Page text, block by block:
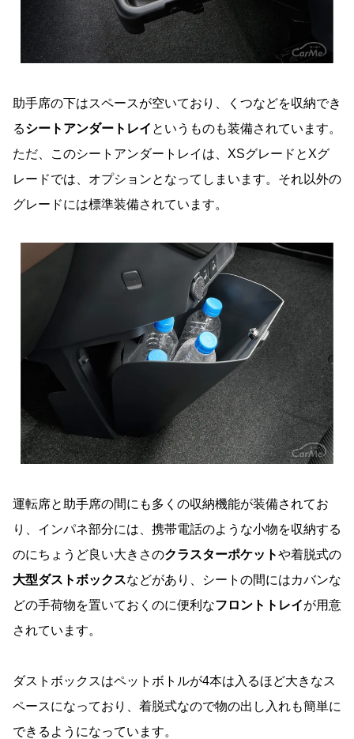
助手席の下はスペースが空いており、くつなどを収納でき
るシートアンダートレイ というものも装備されています。
ただ、このシートアンダートレイは、XSグレードとXグ
レードでは、オプションとなってしまいます。それ以外の
グレードには標準装備されています。
運転席と助手席の間にも多くの収納機能が装備されてお
り、インパネ部分には、携帯電話のような小物を収納する
のにちょうど良い大きさのクラスターポケットや着脱式の
大型ダストボックスなどがあり、シートの間にはカバンな
どの手荷物を置いておくのに便利なフロントトレイが用意
されています。
ダストボックスはペットボトルが4本は入るほど大きなス
ペースになっており、着脱式なので物の出し入れも簡単に
できるようになっています。